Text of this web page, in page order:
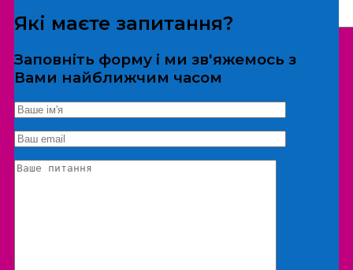
*Дані не передаються третім особам
Екскурсія/локація
Які маєте запитання?
Заповніть форму і ми зв'яжемось з
Вами найближчим часом